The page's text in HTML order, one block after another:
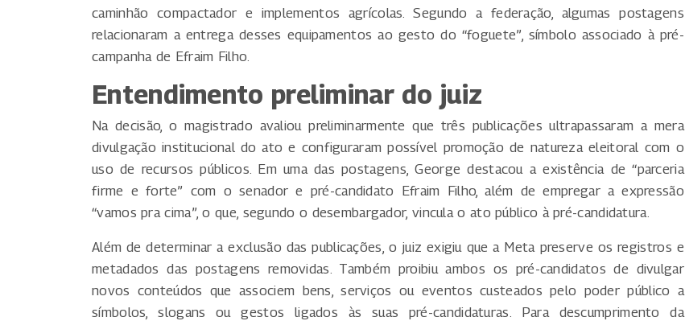
caminhão compactador e implementos agrícolas. Segundo a federação, algumas postagens
relacionaram a entrega desses equipamentos ao gesto do “foguete”, símbolo associado à pré-
campanha de Efraim Filho.
Entendimento preliminar do juiz
Na decisão, o magistrado avaliou preliminarmente que três publicações ultrapassaram a mera
divulgação institucional do ato e configuraram possível promoção de natureza eleitoral com o
uso de recursos públicos. Em uma das postagens, George destacou a existência de “parceria
firme e forte” com o senador e pré-candidato Efraim Filho, além de empregar a expressão
“vamos pra cima”, o que, segundo o desembargador, vincula o ato público à pré-candidatura.
Além de determinar a exclusão das publicações, o juiz exigiu que a Meta preserve os registros e
metadados das postagens removidas. Também proibiu ambos os pré-candidatos de divulgar
novos conteúdos que associem bens, serviços ou eventos custeados pelo poder público a
símbolos, slogans ou gestos ligados às suas pré-candidaturas. Para descumprimento da